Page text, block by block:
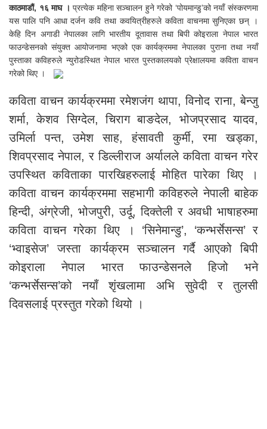
काठमाडौं, १६ माघ । प्रत्येक महिना सञ्चालन हुने गरेको ‘पोयमान्डु’को नयाँ संस्करणमा
यस पालि पनि आधा दर्जन कवि तथा कवयित्रीहरुले कविता वाचनमा सुनिएका छन् ।
केहि दिन अगाडी नेपालका लागि भारतीय दूतावास तथा बिपी कोइराला नेपाल भारत
फाउन्डेसनको संयुक्त आयोजनामा भएको एक कार्यक्रममा नेपालका पुराना तथा नयाँ
पुस्ताका कविहरुले न्युरोडस्थित नेपाल भारत पुस्तकालयको प्रेक्षालयमा कविता वाचन
गरेको थिए ।
कविता वाचन कार्यक्रममा रमेशजंग थापा, विनोद राना, बेन्जु
शर्मा, केशव सिग्देल, चिराग बाङदेल, भोजप्रसाद यादव,
उमिर्ला पन्त, उमेश साह, हंसावती कुर्मी, रमा खड्का,
शिवप्रसाद नेपाल, र डिल्लीराज अर्यालले कविता वाचन गरेर
उपस्थित कविताका पारखिहरुलाई मोहित पारेका थिए ।
कविता वाचन कार्यक्रममा सहभागी कविहरुले नेपाली बाहेक
हिन्दी, अंग्रेजी, भोजपुरी, उर्दू, दिक्तेली र अवधी भाषाहरुमा
कविता वाचन गरेका थिए । ‘सिनेमान्डु’, ‘कन्भर्सेसन्स’ र
‘भ्वाइसेज’ जस्ता कार्यक्रम सञ्चालन गर्दै आएको बिपी
कोइराला नेपाल भारत फाउन्डेसनले हिजो भने
‘कन्भर्सेसन्स’को नयाँ शृंखलामा अभि सुवेदी र तुलसी
दिवसलाई प्रस्तुत गरेको थियो ।